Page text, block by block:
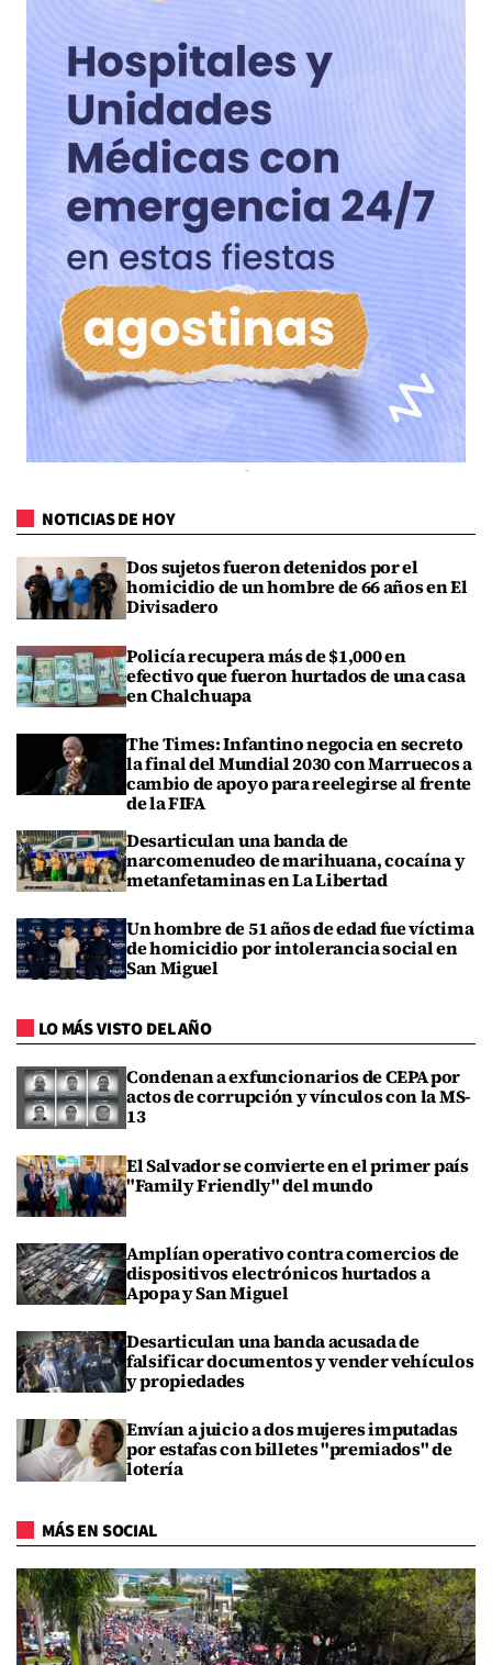
NOTICIAS DE HOY
Dos sujetos fueron detenidos por el
homicidio de un hombre de 66 años en El
Divisadero
Policía recupera más de $1,000 en
efectivo que fueron hurtados de una casa
en Chalchuapa
The Times: Infantino negocia en secreto
la final del Mundial 2030 con Marruecos a
cambio de apoyo para reelegirse al frente
de la FIFA
Desarticulan una banda de
narcomenudeo de marihuana, cocaína y
metanfetaminas en La Libertad
Un hombre de 51 años de edad fue víctima
de homicidio por intolerancia social en
San Miguel
LO MÁS VISTO DEL AÑO
Condenan a exfuncionarios de CEPA por
actos de corrupción y vínculos con la MS-
13
El Salvador se convierte en el primer país
"Family Friendly" del mundo
Amplían operativo contra comercios de
dispositivos electrónicos hurtados a
Apopa y San Miguel
Desarticulan una banda acusada de
falsificar documentos y vender vehículos
y propiedades
Envían a juicio a dos mujeres imputadas
por estafas con billetes "premiados" de
lotería
MÁS EN SOCIAL